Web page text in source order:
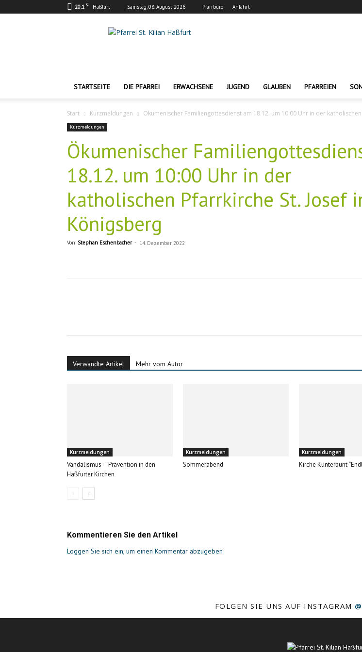
20.1 C Haßfurt Samstag, 08. August 2026 Pfarrbüro Anfahrt
Pfarrei
STARTSEITE DIE PFARREI ERWACHSENE JUGEND GLAUBEN PFARREIEN
Start Kurzmeldungen Ökumenischer Familiengottesdienst am 18.12. um 10:00 Uhr in der katholischen
Kurzmeldungen
Ökumenischer
18.12. um 10:00 Uhr in der
katholischen Pfarrkirche St. Josef
Königsberg
Von Stephan Eschenbacher - 14. Dezember 2022
Verwandte Artikel Mehr vom Autor
Kurzmeldungen
Vandalismus – Prävention in den
Haßfurter Kirchen
Kurzmeldungen
Sommerabend
Kurzmeldungen
Kirche Kunterbunt
Kommentieren Sie den Artikel
Loggen Sie sich ein, um einen Kommentar abzugeben
FOLGEN SIE UNS AUF INSTAGRAM